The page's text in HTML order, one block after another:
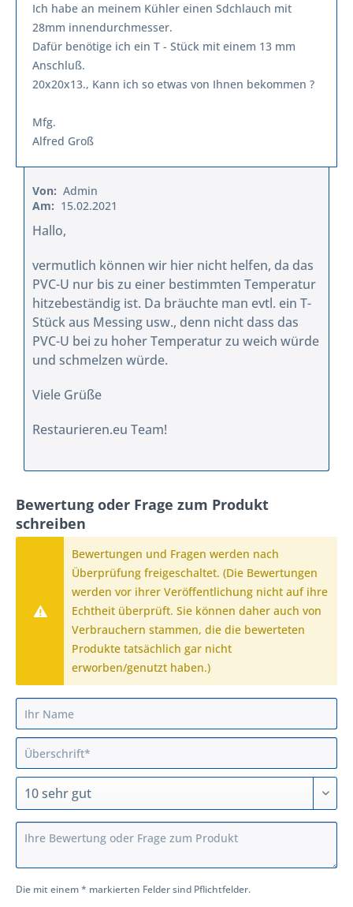
Ich habe an meinem Kühler einen Sdchlauch mit
28mm innendurchmesser.
Dafür benötige ich ein T - Stück mit einem 13 mm
Anschluß.
20x20x13., Kann ich so etwas von Ihnen bekommen ?
Mfg.
Alfred Groß
Von: Admin
Am: 15.02.2021
Hallo,
vermutlich können wir hier nicht helfen, da das
PVC-U nur bis zu einer bestimmten Temperatur
hitzebeständig ist. Da bräuchte man evtl. ein T-
Stück aus Messing usw., denn nicht dass das
PVC-U bei zu hoher Temperatur zu weich würde
und schmelzen würde.
Viele Grüße
Restaurieren.eu Team!
Bewertung oder Frage zum Produkt
schreiben
Bewertungen und Fragen werden nach
Überprüfung freigeschaltet. (Die Bewertungen
werden vor ihrer Veröffentlichung nicht auf ihre
Echtheit überprüft. Sie können daher auch von
Verbrauchern stammen, die die bewerteten
Produkte tatsächlich gar nicht
erworben/genutzt haben.)
Die mit einem * markierten Felder sind Pflichtfelder.